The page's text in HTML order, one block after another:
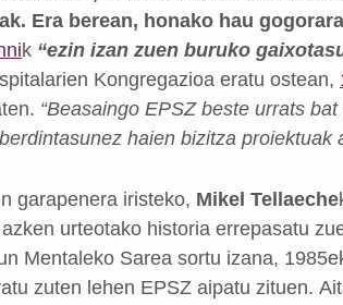
k. Era berean, honako hau
k “ezin izan zuen buruko
Kongregazioa eratu ostean,
“Beasaingo EPSZ beste urrats
haien bizitza proiektuak
garapenera iristeko, Mikel Tellaeche
urteotako historia errepasatu
Mentaleko Sarea sortu izana,
zuten lehen EPSZ aipatu zituen.